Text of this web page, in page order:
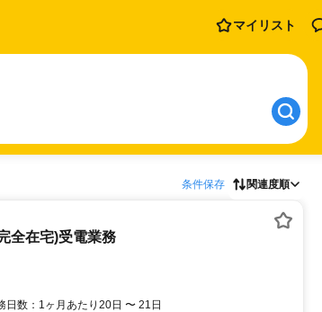
マイリスト
条件保存 関連度順
全在宅)受電業務
数：1ヶ月あたり20日 〜 21日